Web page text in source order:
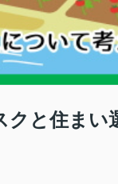
クと住まい